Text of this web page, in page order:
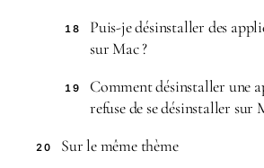
18
Puis-je désinstaller des
sur Mac ?
19
Comment désinstaller une
refuse de se désinstaller sur
20 Sur le même thème